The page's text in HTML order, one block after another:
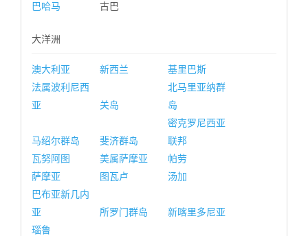
巴哈马
古巴
大洋洲
澳大利亚 新西兰
基里巴斯
法属波利尼西
亚
关岛
北马里亚纳群
岛
马绍尔群岛 斐济群岛
密克罗尼西亚
联邦
瓦努阿图
美属萨摩亚
帕劳
萨摩亚
图瓦卢
汤加
巴布亚新几内
亚
所罗门群岛
新喀里多尼亚
瑙鲁